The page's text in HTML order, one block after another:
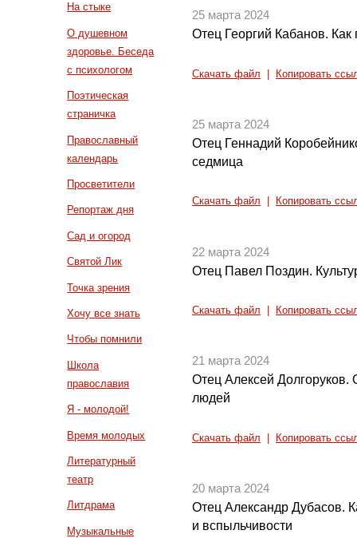
На стыке
О душевном
здоровье. Беседа
с психологом
Поэтическая
страничка
Православный
календарь
Просветители
Репортаж дня
Сад и огород
Святой Лик
Точка зрения
Хочу все знать
Чтобы помнили
Школа
православия
Я - молодой!
Время молодых
Литературный
театр
Литдрама
Музыкальные
25 марта 2024
Отец Георгий Кабанов. Как
Скачать файл Копировать
25 марта 2024
Отец Геннадий
седмица
Скачать файл Копировать
22 марта 2024
Отец Павел Поздин.
Скачать файл Копировать
21 марта 2024
Отец Алексей Долгоруков.
людей
Скачать файл Копировать
20 марта 2024
Отец Александр Дубасов.
и вспыльчивости